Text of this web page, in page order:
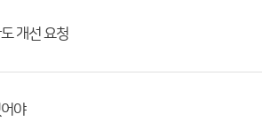
개선 요청
야